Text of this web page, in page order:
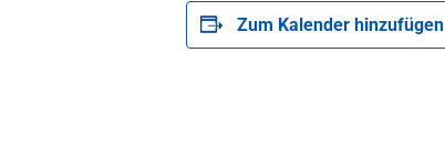
Zum Kalender hinzufügen